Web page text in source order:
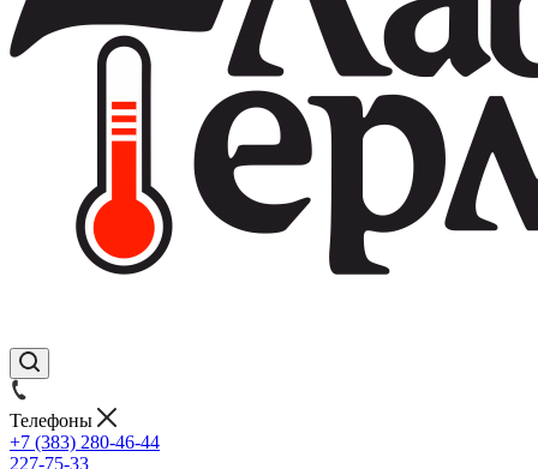
Телефоны
+7 (383) 280-46-44
227-75-33